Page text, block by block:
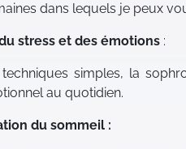
dans lequels je peux
stress et des émotions :
simples, la
au quotidien.
du sommeil :